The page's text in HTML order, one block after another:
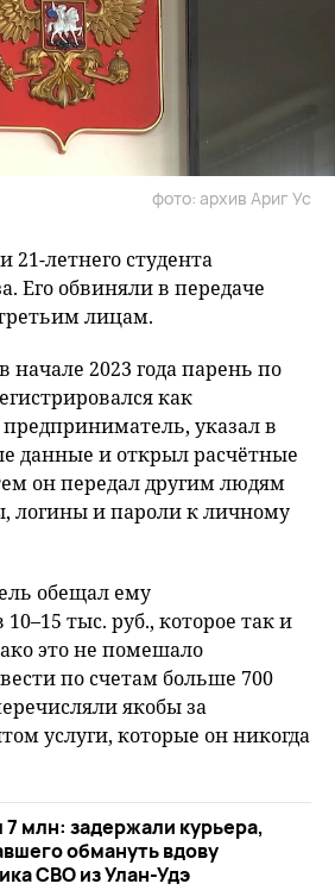
фото: архив Ариг Ус
21-летнего студента
Его обвиняли в передаче
лицам.
начале 2023 года парень по
как
указал в
данные и открыл расчётные
он передал другим людям
логины и пароли к личному
обещал ему
тыс. руб., которое так и
это не помешало
по счетам больше 700
якобы за
услуги, которые он никогда
7 млн: задержали курьера,
обмануть вдову
СВО из Улан-Удэ